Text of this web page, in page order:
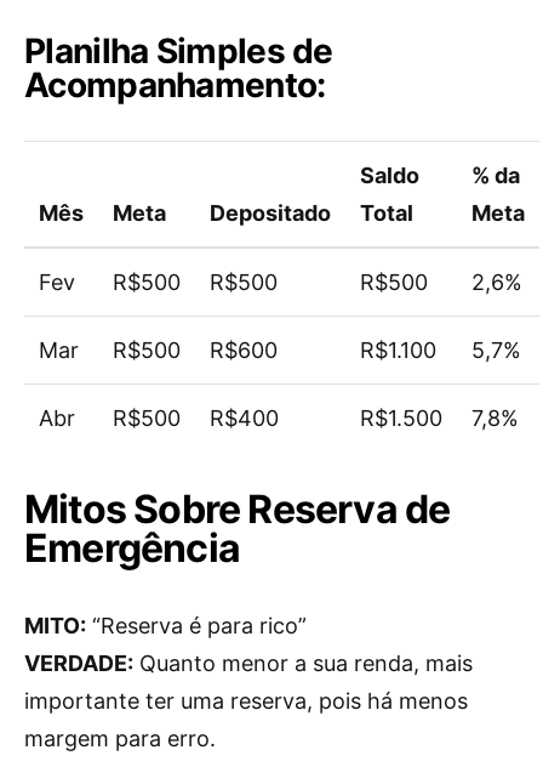
Planilha Simples de
Acompanhamento:
Mês Meta Depositado
Saldo
Total
% da
Meta
Fev R$500 R$500 R$500 2,6%
Mar R$500 R$600 R$1.100 5,7%
Abr R$500 R$400 R$1.500 7,8%
Mitos Sobre Reserva de
Emergência
MITO: “Reserva é para rico”
VERDADE: Quanto menor a sua renda, mais
importante ter uma reserva, pois há menos
margem para erro.